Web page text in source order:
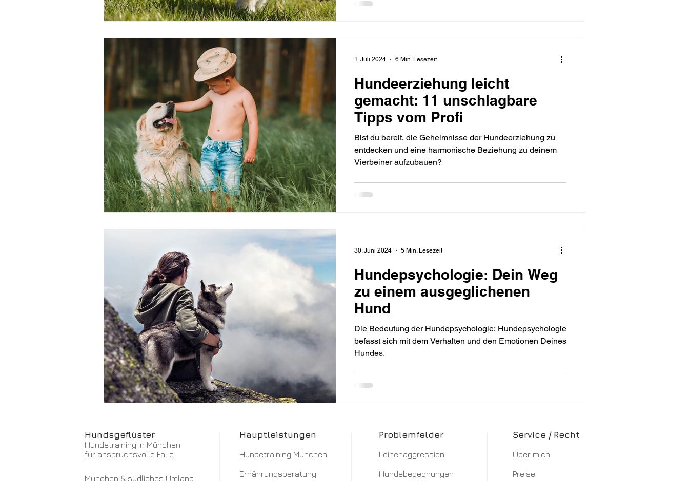
Hundeerziehung leicht
gemacht: 11 unschlagbare
Tipps vom Profi
Bist du bereit, die Geheimnisse der Hundeerziehung zu
entdecken und eine harmonische Beziehung zu deinem
Vierbeiner aufzubauen?
1. Juli 2024 6 Min. Lesezeit
Hundepsychologie: Dein Weg
zu einem ausgeglichenen
Hund
Die Bedeutung der Hundepsychologie: Hundepsychologie
befasst sich mit dem Verhalten und den Emotionen Deines
Hundes.
30. Juni 2024 5 Min. Lesezeit
Hundsgeflüster
Hundetraining in München
für anspruchsvolle Fälle
München & südliches Umland
Hauptleistungen
Hundetraining München​
Ernährungsberatung
Problemfelder
Leinenaggression​
Hundebegegnungen
Service / Recht
Über mich​
Preise